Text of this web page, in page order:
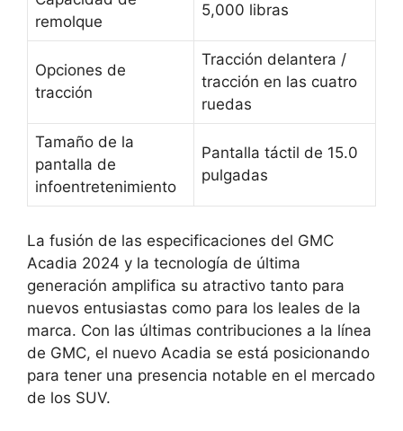
remolque
5,000 libras
Opciones de
tracción
Tracción delantera /
tracción en las cuatro
ruedas
Tamaño de la
pantalla de
infoentretenimiento
Pantalla táctil de 15.0
pulgadas
La fusión de las especificaciones del GMC
Acadia 2024 y la tecnología de última
generación amplifica su atractivo tanto para
nuevos entusiastas como para los leales de la
marca. Con las últimas contribuciones a la línea
de GMC, el nuevo Acadia se está posicionando
para tener una presencia notable en el mercado
de los SUV.